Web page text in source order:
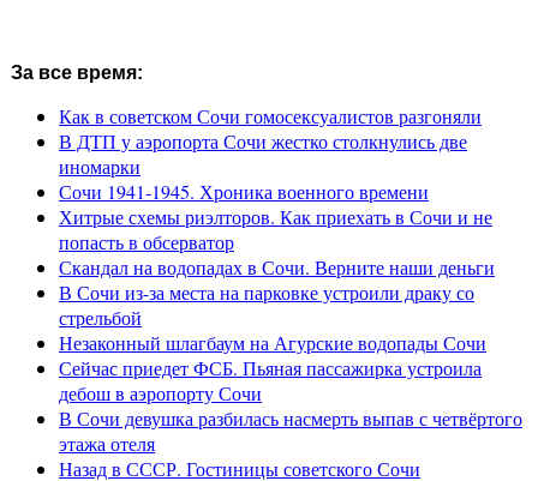
За все время:
Как в советском Сочи гомосексуалистов разгоняли
В ДТП у аэропорта Сочи жестко столкнулись две
иномарки
Сочи 1941-1945. Хроника военного времени
Хитрые схемы риэлторов. Как приехать в Сочи и не
попасть в обсерватор
Скандал на водопадах в Сочи. Верните наши деньги
В Сочи из-за места на парковке устроили драку со
стрельбой
Незаконный шлагбаум на Агурские водопады Сочи
Сейчас приедет ФСБ. Пьяная пассажирка устроила
дебош в аэропорту Сочи
В Сочи девушка разбилась насмерть выпав с четвёртого
этажа отеля
Назад в СССР. Гостиницы советского Сочи